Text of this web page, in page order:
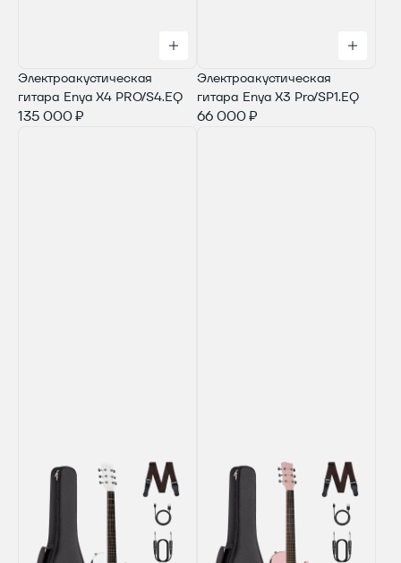
Электроакустическая
гитара Enya X4 PRO/S4.EQ
135 000 ₽
Электроакустическая
гитара Enya X3 Pro/SP1.EQ
66 000 ₽